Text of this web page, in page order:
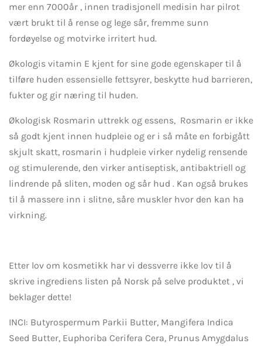
mer enn 7000år , innen tradisjonell medisin har pilrot
vært brukt til å rense og lege sår, fremme sunn
fordøyelse og motvirke irritert hud.
Økologis vitamin E kjent for sine gode egenskaper til å
tilføre huden essensielle fettsyrer, beskytte hud barrieren,
fukter og gir næring til huden.
Økologisk Rosmarin uttrekk og essens, Rosmarin er ikke
så godt kjent innen hudpleie og er i så måte en forbigått
skjult skatt, rosmarin i hudpleie virker nydelig rensende
og stimulerende, den virker antiseptisk, antibaktriell og
lindrende på sliten, moden og sår hud . Kan også brukes
til å massere inn i slitne, såre muskler hvor den kan ha
virkning.
Etter lov om kosmetikk har vi dessverre ikke lov til å
skrive ingrediens listen på Norsk på selve produktet , vi
beklager dette!
INCI: Butyrospermum Parkii Butter, Mangifera Indica
Seed Butter, Euphoriba Cerifera Cera, Prunus Amygdalus